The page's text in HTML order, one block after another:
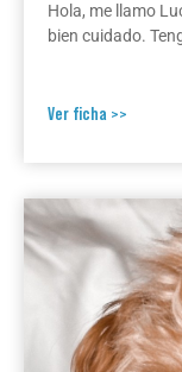
Hola, me llamo
bien cuidado.
Ver ficha >>